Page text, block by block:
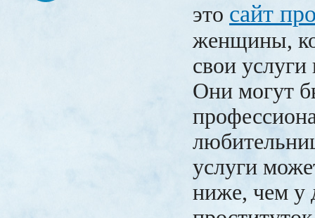
это сайт
женщины,
свои
Они могут
услуги
ниже, чем у